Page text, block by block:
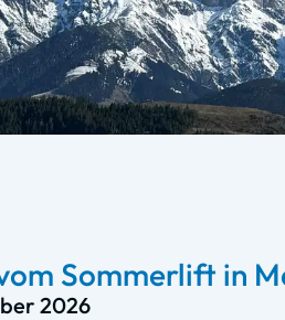
Sommerlift in
2026